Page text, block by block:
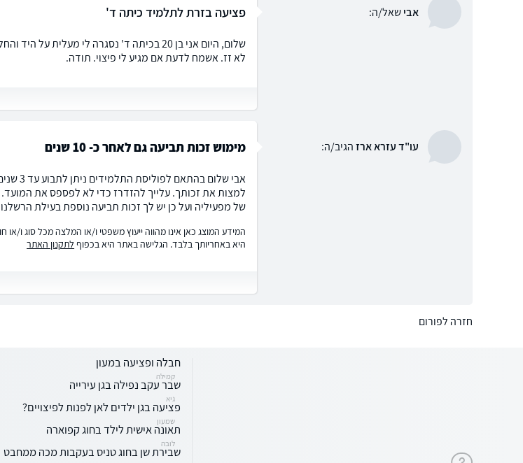
אבישאל/ה: פציעה בזרת לתלמיד כיתה ד'
שלום, היום אני בן 20 בכיתה ד' נסגרה לי
לא זז. אשמח לדעת אם מגיע לי פיצוי. תודה.
עו"ד עזרא ארזהגיב/ה: מימוש זכות תביעה גם לאחר כ- 10 שנים
למצות את זכותך. עלייך להזדרז כדי לא לפספס את
של מפעיליה ועל כן יש לך זכות תביעה נוספת בעילת
המידע המוצג כאן אינו מהווה ייעוץ משפטי ו/או המלצה מכל סוג ו/
היא באחריותך בלבד. הגלישה באתר היא בכפוף לתקנון האתר
חזרה לפורום
חבלה ופציעה במעון
קמילה
שבר עקב נפילה בגן עירייה
גיא
פציעה בגן ילדים לאן לפנות לפיצויים?
שמעון
תאונה אישית לילד בחוג קפוארה
לובה
שבירת שן בחוג טניס בעקבות מכה ממחבט